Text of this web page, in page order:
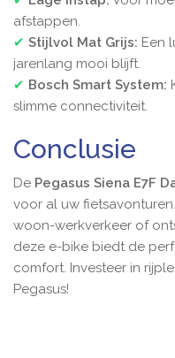
afstappen.
✔ Stijlvol Mat Grijs: Een
jarenlang mooi blijft.
✔ Bosch Smart System:
slimme connectiviteit.
Conclusie
De Pegasus Siena E7F
voor al uw
woon-werkverkeer of
deze e-bike biedt de
comfort. Investeer in
Pegasus!